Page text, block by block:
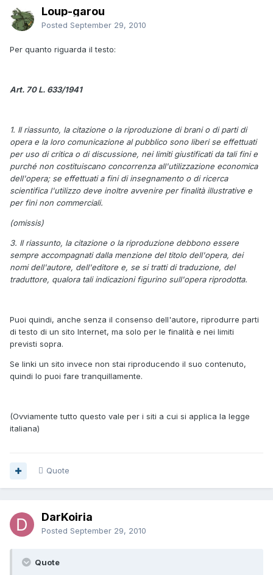
Loup-garou
Posted September 29, 2010
Per quanto riguarda il testo:
Art. 70 L. 633/1941
1. Il riassunto, la citazione o la riproduzione di brani o di parti di
opera e la loro comunicazione al pubblico sono liberi se effettuati
per uso di critica o di discussione, nei limiti giustificati da tali fini e
purché non costituiscano concorrenza all'utilizzazione economica
dell'opera; se effettuati a fini di insegnamento o di ricerca
scientifica l'utilizzo deve inoltre avvenire per finalità illustrative e
per fini non commerciali.
(omissis)
3. Il riassunto, la citazione o la riproduzione debbono essere
sempre accompagnati dalla menzione del titolo dell'opera, dei
nomi dell'autore, dell'editore e, se si tratti di traduzione, del
traduttore, qualora tali indicazioni figurino sull'opera riprodotta.
Puoi quindi, anche senza il consenso dell'autore, riprodurre parti
di testo di un sito Internet, ma solo per le finalità e nei limiti
previsti sopra.
Se linki un sito invece non stai riproducendo il suo contenuto,
quindi lo puoi fare tranquillamente.
(Ovviamente tutto questo vale per i siti a cui si applica la legge
italiana)
Quote
DarKoiria
Posted September 29, 2010
Quote